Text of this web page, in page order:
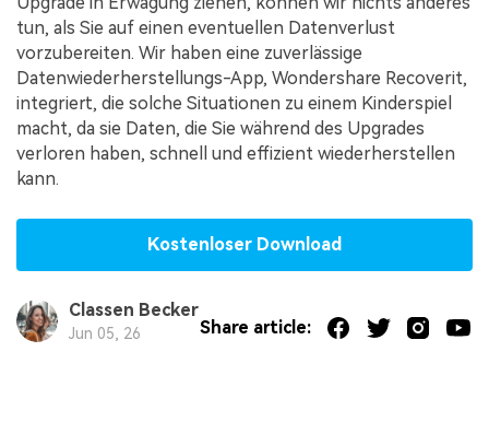
tun, als Sie auf einen eventuellen Datenverlust
vorzubereiten. Wir haben eine zuverlässige
Datenwiederherstellungs-App, Wondershare Recoverit,
integriert, die solche Situationen zu einem Kinderspiel
macht, da sie Daten, die Sie während des Upgrades
verloren haben, schnell und effizient wiederherstellen
kann.
Kostenloser Download
Classen Becker
Jun 05, 26 Share article: